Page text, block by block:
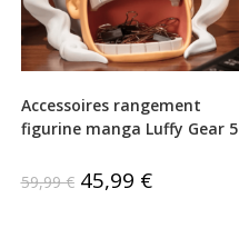
Accessoires rangement
figurine manga Luffy Gear 5
59,99€ Le
prix
45,99 €Le
prix